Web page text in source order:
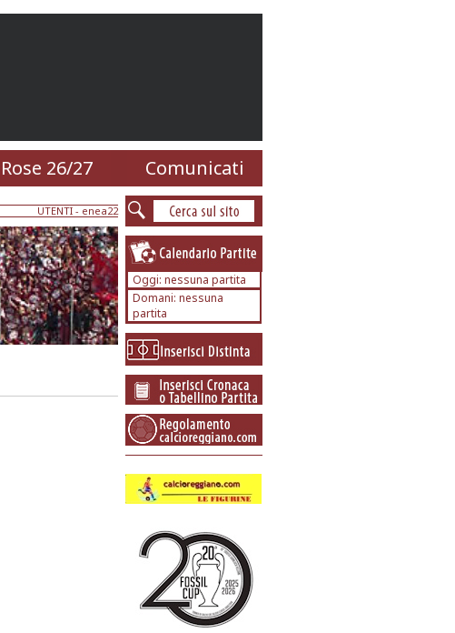
Rose 26/27 Comunicati
UTENTI - enea22
Oggi: nessuna partita
Domani: nessuna
partita